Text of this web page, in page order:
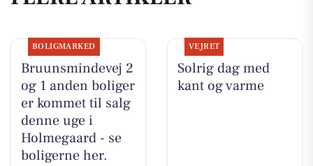
BOLIGMARKED
Bruunsmindevej 2
og 1 anden boliger
er kommet til salg
denne uge i
Holmegaard - se
boligerne her.
VEJRET
Solrig dag med
kant og varme